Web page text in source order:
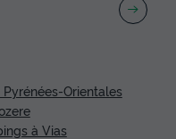
Orientales
à Vias